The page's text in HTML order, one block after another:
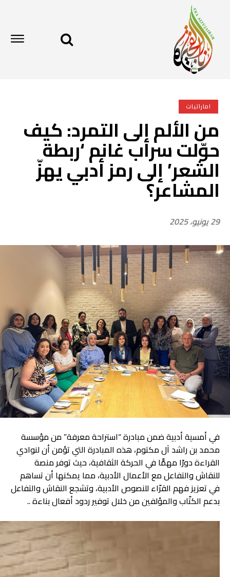
اماراتيات
من الألم إلى التمرد: كيف
حوّلت سراب غانم ‘ربطة
الشعر’ إلى رمز أدبي يهزّ
المشاعر؟
29 يونيو، 2025
في أمسية أدبية ضمن مبادرة “استراحة معرفة” من مؤسسة
محمد بن راشد آل مكتوم، هذه المبادرة التي تؤمن أن لنوادي
القراءة دورًا مهمًّا في الحركة الثقافية، حيث توفر منصة
للنقاش والتفاعل مع الأعمال الأدبية، مما يمكنها أن تساهم
في تعزيز فهم القرّاء للنصوص الأدبية، وتشجع النقاش والتفاعل
بدعم الكتّاب والمؤلفين من خلال توفير ردود أفعال بناءة ..